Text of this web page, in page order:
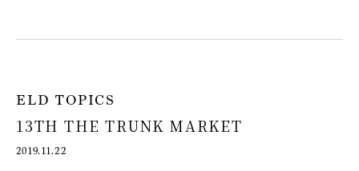
ELD TOPICS
13TH THE TRUNK MARKET
2019.11.22